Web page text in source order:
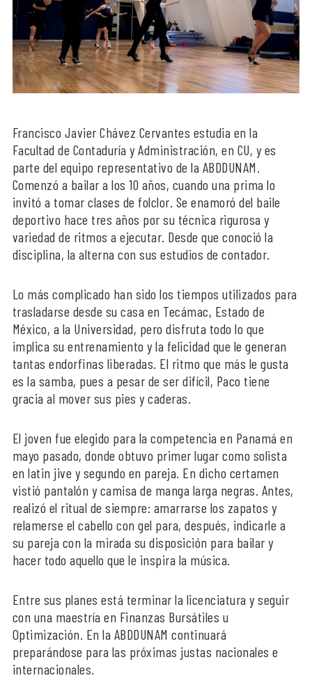
Francisco Javier Chávez Cervantes estudia en la
Facultad de Contaduría y Administración, en CU, y es
parte del equipo representativo de la ABDDUNAM.
Comenzó a bailar a los 10 años, cuando una prima lo
invitó a tomar clases de folclor. Se enamoró del baile
deportivo hace tres años por su técnica rigurosa y
variedad de ritmos a ejecutar. Desde que conoció la
disciplina, la alterna con sus estudios de contador.
Lo más complicado han sido los tiempos utilizados para
trasladarse desde su casa en Tecámac, Estado de
México, a la Universidad, pero disfruta todo lo que
implica su entrenamiento y la felicidad que le generan
tantas endorfinas liberadas. El ritmo que más le gusta
es la samba, pues a pesar de ser difícil, Paco tiene
gracia al mover sus pies y caderas.
El joven fue elegido para la competencia en Panamá en
mayo pasado, donde obtuvo primer lugar como solista
en latin jive y segundo en pareja. En dicho certamen
vistió pantalón y camisa de manga larga negras. Antes,
realizó el ritual de siempre: amarrarse los zapatos y
relamerse el cabello con gel para, después, indicarle a
su pareja con la mirada su disposición para bailar y
hacer todo aquello que le inspira la música.
Entre sus planes está terminar la licenciatura y seguir
con una maestría en Finanzas Bursátiles u
Optimización. En la ABDDUNAM continuará
preparándose para las próximas justas nacionales e
internacionales.